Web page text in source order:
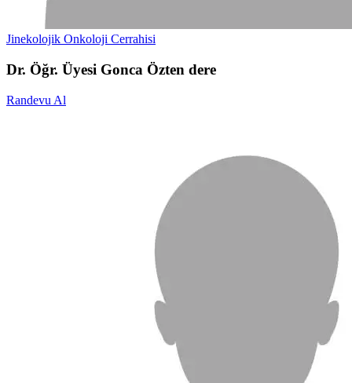
Jinekolojik Onkoloji Cerrahisi
Dr. Öğr. Üyesi Gonca Özten dere
Randevu Al